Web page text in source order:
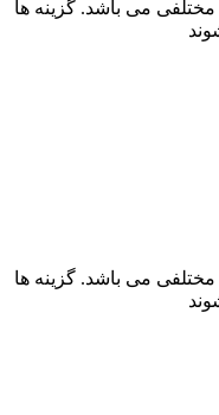
مختلفی می باشد. گزینه ها
مختلفی می باشد. گزینه ها